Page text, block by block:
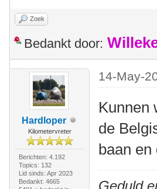
Zoek
Bedankt door:
Hardloper
Kilometervreter
Berichten: 4.192
Topics: 132
Lid sinds: Apr 2023
Bedankt: 4665
14-May-
Kunnen
de
baan
Geduld